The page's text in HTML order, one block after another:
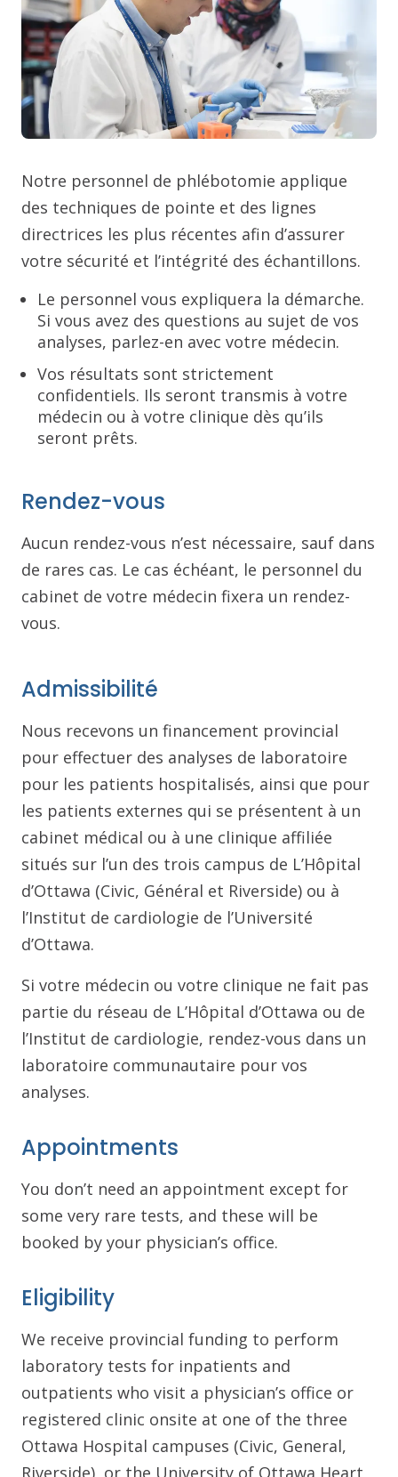
Notre personnel de phlébotomie applique
des techniques de pointe et des lignes
directrices les plus récentes afin d’assurer
votre sécurité et l’intégrité des échantillons.
Le personnel vous expliquera la démarche.
Si vous avez des questions au sujet de vos
analyses, parlez-en avec votre médecin.
Vos résultats sont strictement
confidentiels. Ils seront transmis à votre
médecin ou à votre clinique dès qu’ils
seront prêts.
Rendez-vous
Aucun rendez-vous n’est nécessaire, sauf dans
de rares cas. Le cas échéant, le personnel du
cabinet de votre médecin fixera un rendez-
vous.
Admissibilité
Nous recevons un financement provincial
pour effectuer des analyses de laboratoire
pour les patients hospitalisés, ainsi que pour
les patients externes qui se présentent à un
cabinet médical ou à une clinique affiliée
situés sur l’un des trois campus de L’Hôpital
d’Ottawa (Civic, Général et Riverside) ou à
l’Institut de cardiologie de l’Université
d’Ottawa.
Si votre médecin ou votre clinique ne fait pas
partie du réseau de L’Hôpital d’Ottawa ou de
l’Institut de cardiologie, rendez-vous dans un
laboratoire communautaire pour vos
analyses.
Appointments
You don’t need an appointment except for
some very rare tests, and these will be
booked by your physician’s office.
Eligibility
We receive provincial funding to perform
laboratory tests for inpatients and
outpatients who visit a physician’s office or
registered clinic onsite at one of the three
Ottawa Hospital campuses (Civic, General,
Riverside), or the University of Ottawa Heart